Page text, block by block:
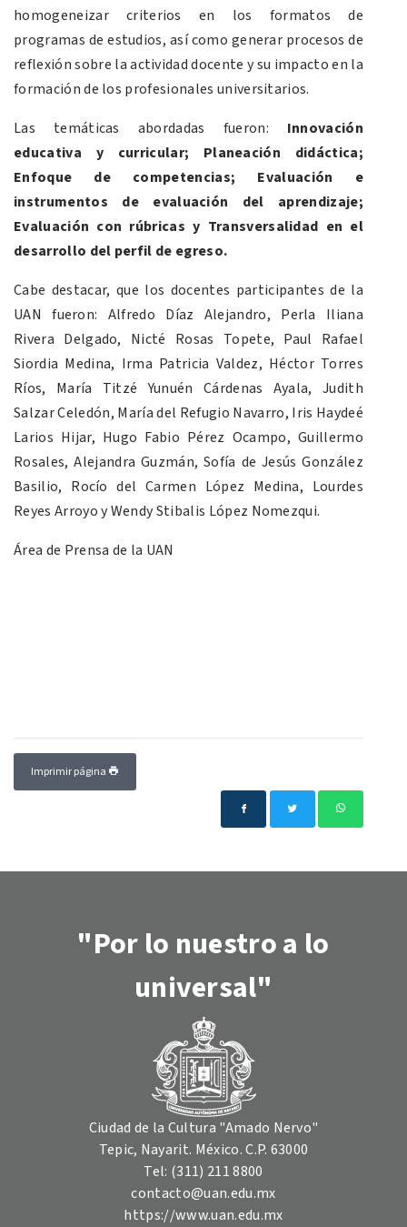
homogeneizar criterios en los formatos de
programas de estudios, así como generar procesos de
reflexión sobre la actividad docente y su impacto en la
formación de los profesionales universitarios.
Las temáticas abordadas fueron: Innovación
educativa y curricular; Planeación didáctica;
Enfoque de competencias; Evaluación e
instrumentos de evaluación del aprendizaje;
Evaluación con rúbricas y Transversalidad en el
desarrollo del perfil de egreso.
Cabe destacar, que los docentes participantes de la
UAN fueron: Alfredo Díaz Alejandro, Perla Iliana
Rivera Delgado, Nicté Rosas Topete, Paul Rafael
Siordia Medina, Irma Patricia Valdez, Héctor Torres
Ríos, María Titzé Yunuén Cárdenas Ayala, Judith
Salzar Celedón, María del Refugio Navarro, Iris Haydeé
Larios Hijar, Hugo Fabio Pérez Ocampo, Guillermo
Rosales, Alejandra Guzmán, Sofía de Jesús González
Basilio, Rocío del Carmen López Medina, Lourdes
Reyes Arroyo y Wendy Stibalis López Nomezqui.
Área de Prensa de la UAN
Imprimir página
"Por lo nuestro a lo
universal"
Ciudad de la Cultura "Amado Nervo"
Tepic, Nayarit. México. C.P. 63000
Tel: (311) 211 8800
contacto@uan.edu.mx
https://www.uan.edu.mx